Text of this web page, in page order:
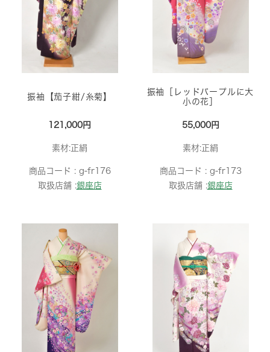
振袖【茄子紺/糸菊】
121,000円
素材:正絹
商品コード : g-fr176
取扱店舗 :銀座店
振袖［レッドパープルに大
小の花］
55,000円
素材:正絹
商品コード : g-fr173
取扱店舗 :銀座店